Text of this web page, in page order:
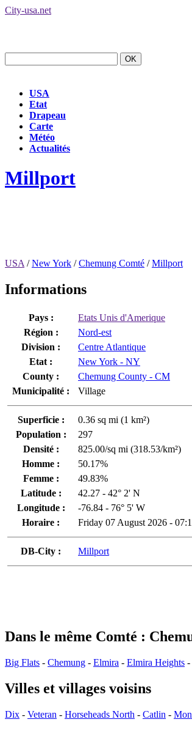
City-usa.net
USA
Etat
Drapeau
Carte
Météo
Actualités
Millport
USA /New York /Chemung Comté /Millport
Informations
Pays :
Etats Unis d'Amerique
Région :
Nord-est
Division :
Centre Atlantique
Etat :
New York - NY
County :
Chemung County - CM
Municipalité :
Village
Superficie :
0.36 sq mi (1 km²)
Population :
297
Densité :
825.00/sq mi (318.53/km²)
Homme :
50.17%
Femme :
49.83%
Latitude :
42.27 - 42° 2' N
Longitude :
-76.84 - 76° 5' W
Horaire :
Friday 07 August 2026 -
DB-City : Millport
Dans le même Comté :
Big Flats - Chemung - Elmira - Elmira Heights -
Villes et villages voisins
Dix - Veteran - Horseheads North - Catlin -